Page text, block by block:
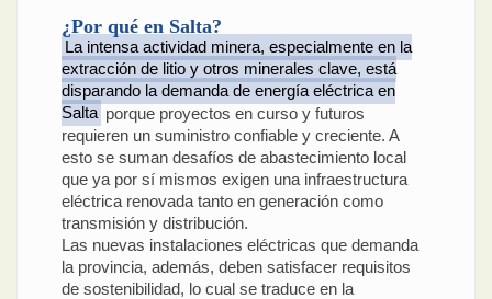
¿Por qué en Salta?
La intensa actividad minera, especialmente en la
extracción de litio y otros minerales clave, está
disparando la demanda de energía eléctrica en
Salta porque proyectos en curso y futuros
requieren un suministro confiable y creciente. A
esto se suman desafíos de abastecimiento local
que ya por sí mismos exigen una infraestructura
eléctrica renovada tanto en generación como
transmisión y distribución.
Las nuevas instalaciones eléctricas que demanda
la provincia, además, deben satisfacer requisitos
de sostenibilidad, lo cual se traduce en la